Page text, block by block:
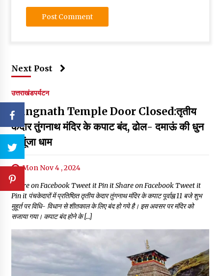
Next Post
उत्तराखंडपर्यटन
Tungnath Temple Door Closed:तृतीय
केदार तुंगनाथ मंदिर के कपाट बंद, ढोल- दमाऊं की धुन
से गूंजा धाम
Mon Nov 4 , 2024
Share on Facebook Tweet it Pin it Share on Facebook Tweet it
Pin it पंचकेदारों में प्रतिष्ठित तृतीय केदार तुंगनाथ मंदिर के कपाट पूर्वाह्न 11 बजे शुभ
मुहूर्त पर विधि- विधान से शीतकाल के लिए बंद हो गये है। इस अवसर पर मंदिर को
सजाया गया। कपाट बंद होने के […]